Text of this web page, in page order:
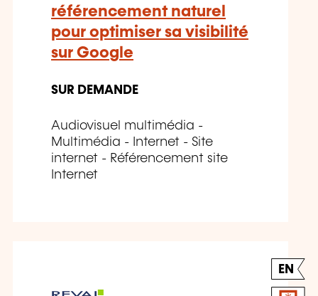
référencement naturel
pour optimiser sa visibilité
sur Google
SUR DEMANDE
Audiovisuel multimédia -
Multimédia - Internet - Site
internet - Référencement site
Internet
EN